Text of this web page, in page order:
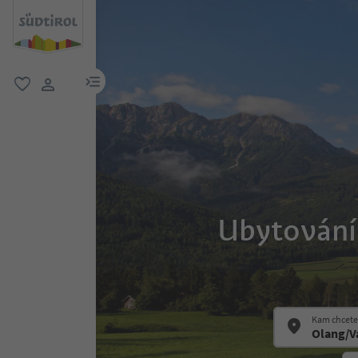
uživatelský odkaz
odkaz na menu
Kam